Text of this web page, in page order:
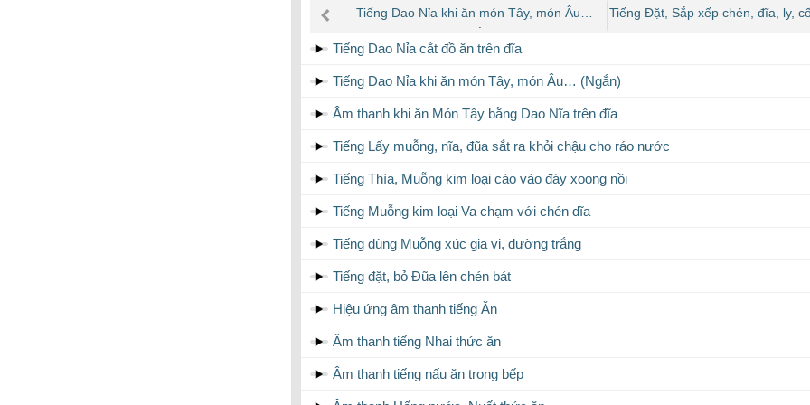
thanh
Tiếng Dao Nỉa khi ăn món Tây, món Âu…
Tiếng Đặt, Sắp xếp chén, đĩa, ly,
Tiếng Dao Nỉa cắt đồ ăn trên đĩa
Tiếng Dao Nỉa khi ăn món Tây, món Âu… (Ngắn)
Âm thanh khi ăn Món Tây bằng Dao Nĩa trên đĩa
Tiếng Lấy muỗng, nĩa, đũa sắt ra khỏi chậu cho ráo nước
Tiếng Thìa, Muỗng kim loại cào vào đáy xoong nồi
Tiếng Muỗng kim loại Va chạm với chén dĩa
Tiếng dùng Muỗng xúc gia vị, đường trắng
Tiếng đặt, bỏ Đũa lên chén bát
Hiệu ứng âm thanh tiếng Ăn
Âm thanh tiếng Nhai thức ăn
Âm thanh tiếng nấu ăn trong bếp